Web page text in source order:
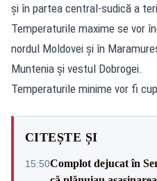
și în partea central-sudică a
Temperaturile maxime se vor
nordul Moldovei și în
Muntenia și vestul Dobrogei.
Temperaturile minime vor fi
CITEȘTE ȘI
15:50Complot dejucat în